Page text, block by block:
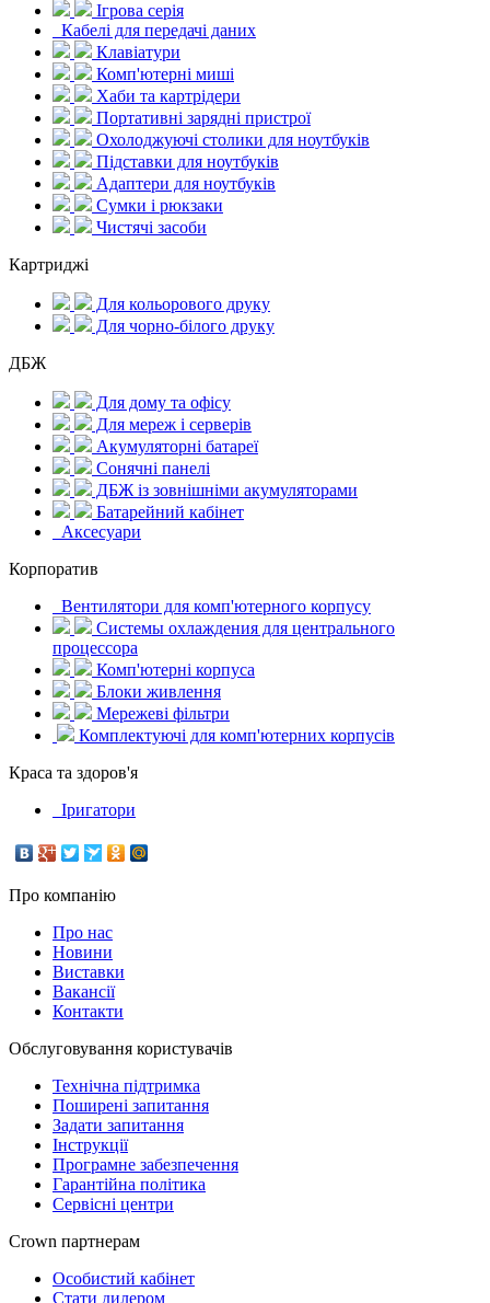
Ігрова серія
Кабелі для передачі даних
Клавіатури
Комп'ютерні миші
Хаби та картрідери
Портативні зарядні пристрої
Охолоджуючі столики для ноутбуків
Підставки для ноутбуків
Адаптери для ноутбуків
Сумки і рюкзаки
Чистячі засоби
Картриджі
Для кольорового друку
Для чорно-білого друку
ДБЖ
Для дому та офісу
Для мереж і серверів
Акумуляторні батареї
Сонячні панелі
ДБЖ із зовнішніми акумуляторами
Батарейний кабінет
Аксесуари
Корпоратив
Вентилятори для комп'ютерного корпусу
Системы охлаждения для центрального
процессора
Комп'ютерні корпуса
Блоки живлення
Мережеві фільтри
Комплектуючі для комп'ютерних корпусів
Краса та здоров'я
Іригатори
Про компанію
Про нас
Новини
Виставки
Вакансії
Контакти
Обслуговування користувачів
Технічна підтримка
Поширені запитання
Задати запитання
Інструкції
Програмне забезпечення
Гарантійна політика
Сервісні центри
Crown партнерам
Особистий кабінет
Стати дилером